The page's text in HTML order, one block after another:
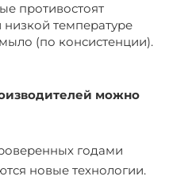
противостоят
температуре
(по консистенции).
можно
годами
новые технологии.